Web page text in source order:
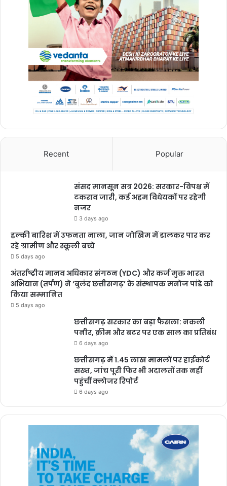
Vanshika Pandey
chhattisgarh बुलंद छत्तीसगढ़
Recent Popular
संसद मानसून सत्र 2026: सरकार-विपक्ष में
टकराव जारी, कई अहम विधेयकों पर रहेगी
नजर
3 days ago
हल्की बारिश में उफनता नाला, जान जोखिम में डालकर पार कर
रहे ग्रामीण और स्कूली बच्चे
5 days ago
अंतर्राष्ट्रीय मानव अधिकार संगठन (YDC) और कर्ज मुक्त भारत
अभियान (तर्पण) ने ‘बुलंद छत्तीसगढ़’ के संस्थापक मनोज पांडे को
किया सम्मानित
5 days ago
छत्तीसगढ़ सरकार का बड़ा फैसला: नकली
पनीर, क्रीम और बटर पर एक साल का प्रतिबंध
6 days ago
छत्तीसगढ़ में 1.45 लाख मामलों पर हाईकोर्ट
सख्त, जांच पूरी फिर भी अदालतों तक नहीं
पहुंचीं क्लोजर रिपोर्ट
6 days ago